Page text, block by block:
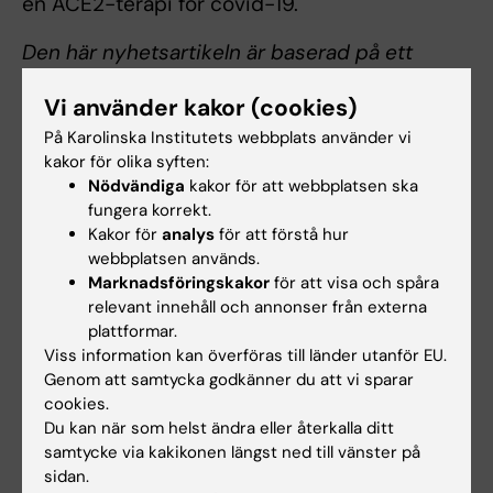
Den här nyhetsartikeln är baserad på ett
Bioengineering of Catalonia (IBEC)
Publikation
A diabetic milieu increases ACE2 expression
and cellular susceptibility to SARS-CoV-2
infections in human kidney organoids and
patient cells
,” Elena Garreta, Patricia Prado,
Megan Stanifer, Vanessa Monteil, Andrés
Marco, Asier Ullate-Agote, Daniel Moya-Rull,
Amaia Vilas-Zornoza, Carolina Tarantino, Juan
Pablo Romero, Gustav Jonsson, Roger Oria,
Alexandra Leopoldi, Astrid Hagelkruys, Maria
Gallo, Federico González, Pere Domingo-
Vi använder kakor (cookies)
På Karolinska Institutets webbplats använder vi
kakor för olika syften:
Nödvändiga kakor för att webbplatsen ska
fungera korrekt.
Kakor för analys för att förstå hur
webbplatsen används.
Marknadsföringskakor för att visa och spåra
relevant innehåll och annonser från externa
plattformar.
Viss information kan överföras till länder utanför EU.
Genom att samtycka godkänner du att vi sparar
cookies.
Du kan när som helst ändra eller återkalla ditt
samtycke via kakikonen längst ned till vänster på
sidan.